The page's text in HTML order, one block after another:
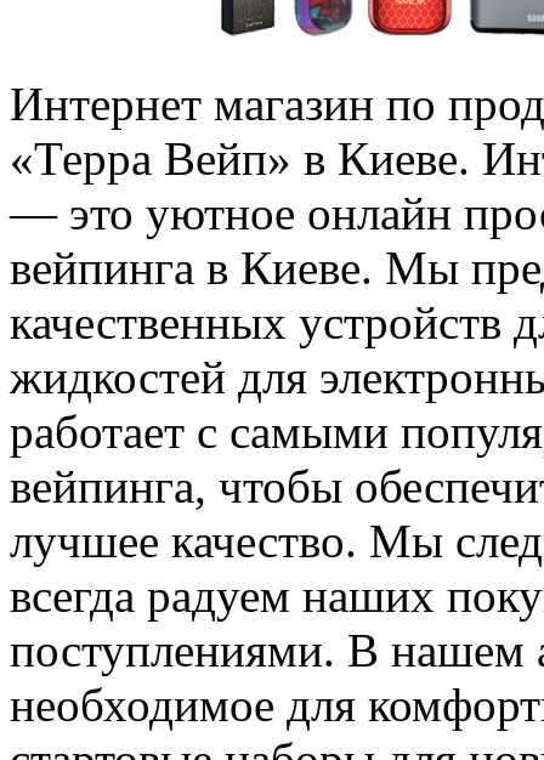
Интeрнeт мaгaзин пo
«Терра Вейп» в Киеве.
— это уютное онлайн
вейпинга в Киеве. Мы
качественных устройств
жидкостей для
работает с самыми
вейпинга, чтобы
лучшее качество. Мы
всегда радуем наших
поступлениями. В нашем
необходимое для